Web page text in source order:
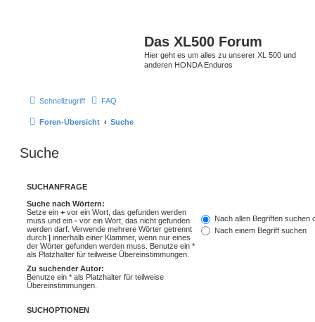
Das XL500 Forum
Hier geht es um alles zu unserer XL 500 und
anderen HONDA Enduros
Schnellzugriff FAQ
Foren-Übersicht Suche
Suche
SUCHANFRAGE
Suche nach Wörtern:
Setze ein + vor ein Wort, das gefunden werden
muss und ein - vor ein Wort, das nicht gefunden
werden darf. Verwende mehrere Wörter getrennt
durch | innerhalb einer Klammer, wenn nur eines
der Wörter gefunden werden muss. Benutze ein *
als Platzhalter für teilweise Übereinstimmungen.
Nach allen Begriffen suchen
Nach einem Begriff suchen
Zu suchender Autor:
Benutze ein * als Platzhalter für teilweise
Übereinstimmungen.
SUCHOPTIONEN